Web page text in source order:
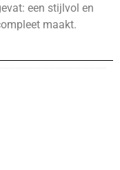
een stijlvol en
maakt.